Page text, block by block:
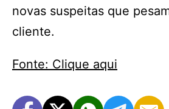
novas suspeitas que
cliente.
Fonte: Clique aqui